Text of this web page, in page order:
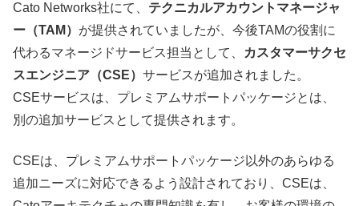
Cato Networks社にて、 テクニカルアカウントマネージャ
ー（TAM） が提供されていましたが、今後TAMの役割に
代わるマネージドサービス担当として、
カスタマーサクセ
スエンジニア（CSE） サービスが追加されました。
CSEサービスは、プレミアムサポートパッケージとは、
別の追加サービスとして提供されます。
CSEは、プレミアムサポートパッケージ以外のあらゆる
追加ニーズに対応できるよう設計されており、CSEは、